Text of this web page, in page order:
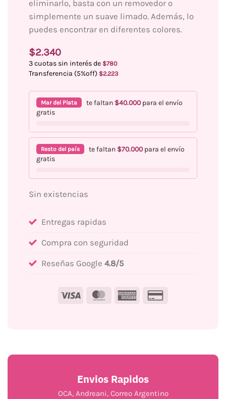
eliminarlo, basta con un removedor o
simplemente un suave limado. Además, lo
puedes encontrar en diferentes colores.
$2.340
3 cuotas sin interés de $780
Transferencia (5%off) $2.223
Mar del Plata te faltan $40.000para el envío
gratis
Resto del país te faltan $70.000para el envío
gratis
Sin existencias
Entregas rapidas
Compra con seguridad
Reseñas Google 4.8/5
Visa MasterCardAmerican
Envios Rapidos
OCA, Andreani, Correo Argentino